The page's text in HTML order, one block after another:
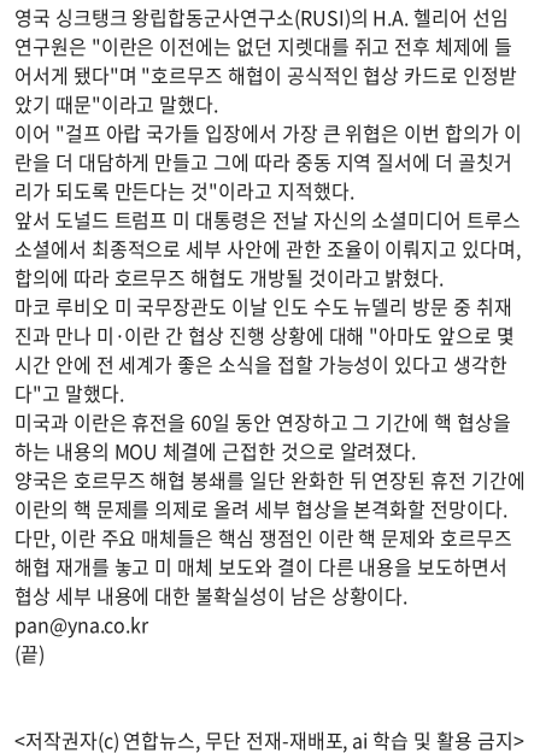
영국 싱크탱크 왕립합동군사연구소(RUSI)의 H.A. 헬리어 선임
연구원은 "이란은 이전에는 없던 지렛대를 쥐고 전후 체제에 들
어서게 됐다"며 "호르무즈 해협이 공식적인 협상 카드로 인정받
았기 때문"이라고 말했다.
이어 "걸프 아랍 국가들 입장에서 가장 큰 위협은 이번 합의가 이
란을 더 대담하게 만들고 그에 따라 중동 지역 질서에 더 골칫거
리가 되도록 만든다는 것"이라고 지적했다.
앞서 도널드 트럼프 미 대통령은 전날 자신의 소셜미디어 트루스
소셜에서 최종적으로 세부 사안에 관한 조율이 이뤄지고 있다며,
합의에 따라 호르무즈 해협도 개방될 것이라고 밝혔다.
마코 루비오 미 국무장관도 이날 인도 수도 뉴델리 방문 중 취재
진과 만나 미·이란 간 협상 진행 상황에 대해 "아마도 앞으로 몇
시간 안에 전 세계가 좋은 소식을 접할 가능성이 있다고 생각한
다"고 말했다.
미국과 이란은 휴전을 60일 동안 연장하고 그 기간에 핵 협상을
하는 내용의 MOU 체결에 근접한 것으로 알려졌다.
양국은 호르무즈 해협 봉쇄를 일단 완화한 뒤 연장된 휴전 기간에
이란의 핵 문제를 의제로 올려 세부 협상을 본격화할 전망이다.
다만, 이란 주요 매체들은 핵심 쟁점인 이란 핵 문제와 호르무즈
해협 재개를 놓고 미 매체 보도와 결이 다른 내용을 보도하면서
협상 세부 내용에 대한 불확실성이 남은 상황이다.
pan@yna.co.kr
(끝)
<저작권자(c) 연합뉴스, 무단 전재-재배포, ai 학습 및 활용 금지>